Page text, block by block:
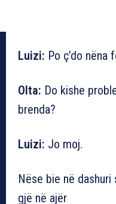
Luizi: Po ç’do
Olta: Do kishe
brenda?
Luizi: Jo moj.
Nëse bie në dashuri
gjë në ajër